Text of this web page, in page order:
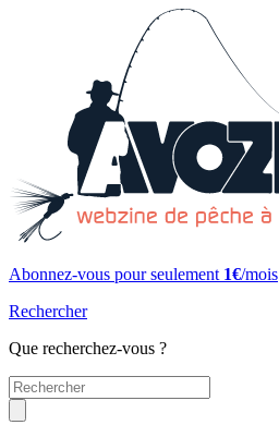
Abonnez-vous pour seulement 1€/mois
Rechercher
Que recherchez-vous ?